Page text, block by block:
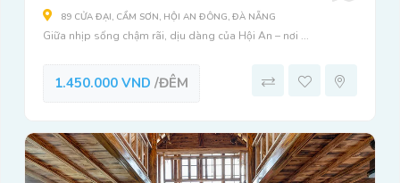
89 CỬA ĐẠI, CẨM SƠN, HỘI AN ĐÔNG, ĐÀ NẴNG
Giữa nhịp sống chậm rãi, dịu dàng của Hội An – nơi ...
1.450.000 VND /ĐÊM